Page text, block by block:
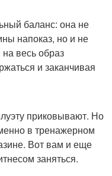
баланс: она не
напоказ, но и не
весь образ
и заканчивая
приковывают. Но
в тренажерном
Вот вам и еще
заняться.